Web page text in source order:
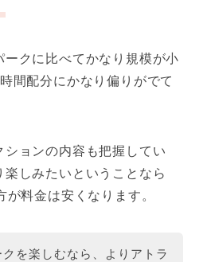
クに比べてかなり規模が小
間配分にかなり偏りがでて
ョンの内容も把握してい
しみたいということなら
料金は安くなります。
を楽しむなら、よりアトラ